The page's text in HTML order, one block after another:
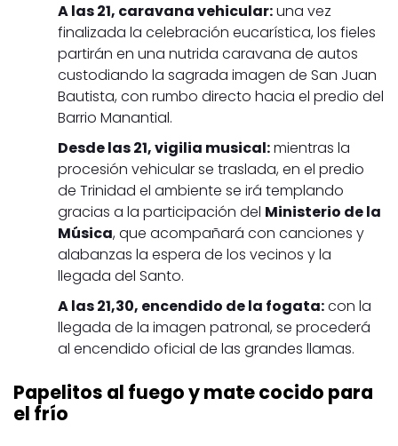
A las 21, caravana vehicular:una vez
finalizada la celebración eucarística, los fieles
partirán en una nutrida caravana de autos
custodiando la sagrada imagen de San Juan
Bautista, con rumbo directo hacia el predio del
Barrio Manantial.
Desde las 21, vigilia musical:mientras la
procesión vehicular se traslada, en el predio
de Trinidad el ambiente se irá templando
gracias a la participación del Ministerio de la
Música, que acompañará con canciones y
alabanzas la espera de los vecinos y la
llegada del Santo.
A las 21,30, encendido de la fogata:con la
llegada de la imagen patronal, se procederá
al encendido oficial de las grandes llamas.
Papelitos al fuego y mate cocido para
el frío